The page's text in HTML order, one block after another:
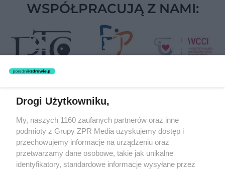
WSPÓŁPRACUJĄ Z NAMI:
Żaden utwór zamieszczony w serwisie nie może być powielany i
rozpowszechniany lub dalej rozpowszechniany w jakikolwiek sposób
(w tym także elektroniczny lub mechaniczny) na jakimkolwiek polu
eksploatacji w jakiejkolwiek formie, włącznie z umieszczaniem w
Internecie bez pisemnej zgody właściciela praw. Jakiekolwiek użycie
lub wykorzystanie utworów w całości lub w części z naruszeniem
prawa, tzn. bez właściwej zgody, jest zabronione pod groźbą kary i
Drogi Użytkowniku,
My, naszych 1160 zaufanych partnerów oraz inne
podmioty z Grupy ZPR Media uzyskujemy dostęp i
przechowujemy informacje na urządzeniu oraz
przetwarzamy dane osobowe, takie jak unikalne
identyfikatory, standardowe informacje wysyłane przez